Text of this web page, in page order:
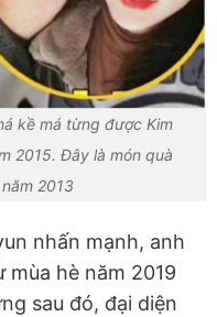
kề má từng được Kim
2015. Đây là món quà
2013
nhấn mạnh, anh
mùa hè năm 2019
sau đó, đại diện